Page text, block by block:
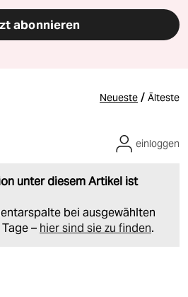
abonnieren
Neueste / Älteste
unter diesem Artikel ist
bei ausgewählten
– hier sind sie zu finden.
einloggen